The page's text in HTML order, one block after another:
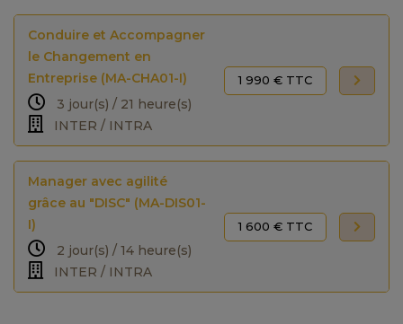
Conduire et Accompagner
le Changement en
Entreprise (MA-CHA01-I)
3 jour(s) / 21 heure(s)
INTER / INTRA
1 990 € TTC
Manager avec agilité
grâce au "DISC" (MA-DIS01-
I)
2 jour(s) / 14 heure(s)
INTER / INTRA
1 600 € TTC